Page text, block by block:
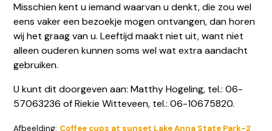
Misschien kent u iemand waarvan u denkt, die zou wel
eens vaker een bezoekje mogen ontvangen, dan horen
wij het graag van u. Leeftijd maakt niet uit, want niet
alleen ouderen kunnen soms wel wat extra aandacht
gebruiken.
U kunt dit doorgeven aan: Matthy Hogeling, tel.: 06-
57063236 of Riekie Witteveen, tel.: 06-10675820.
Afbeelding: Coffee cups at sunset Lake Anna State Park-2